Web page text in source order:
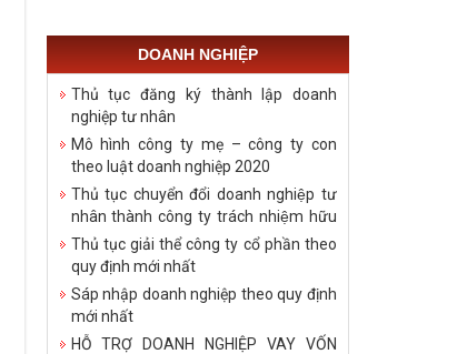
DOANH NGHIỆP
Thủ tục đăng ký thành lập doanh
nghiệp tư nhân
Mô hình công ty mẹ – công ty con
theo luật doanh nghiệp 2020
Thủ tục chuyển đổi doanh nghiệp tư
nhân thành công ty trách nhiệm hữu
hạn
Thủ tục giải thể công ty cổ phần theo
quy định mới nhất
Sáp nhập doanh nghiệp theo quy định
mới nhất
HỖ TRỢ DOANH NGHIỆP VAY VỐN